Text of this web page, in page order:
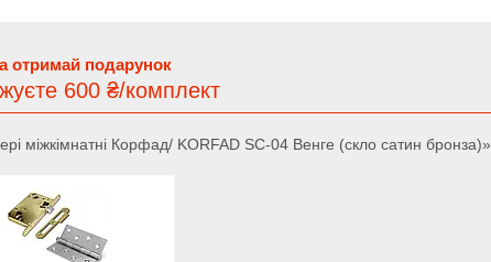
отримай подарунок
600 ₴/комплект
міжкімнатні Корфад/ KORFAD SC-04 Венге (скло сатин бронза)»